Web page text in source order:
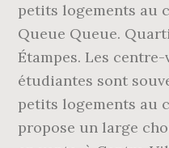
petits logements au
Queue Queue.
Étampes. Les
étudiantes sont
petits logements au
propose un large